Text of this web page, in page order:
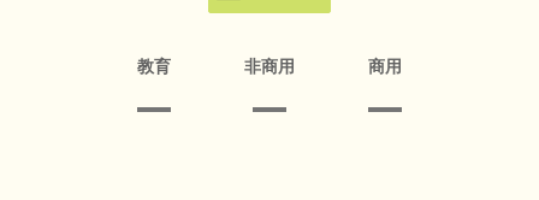
教育 非商用 商用